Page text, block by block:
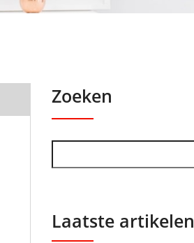
Zoeken
Laatste artikelen